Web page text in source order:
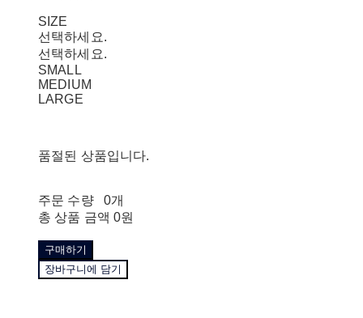
SIZE
선택하세요.
선택하세요.
SMALL
MEDIUM
LARGE
품절된 상품입니다.
주문 수량
0개
총 상품 금액 0원
구매하기
장바구니에 담기